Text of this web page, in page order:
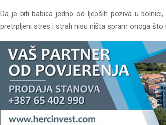
Da je biti babica jedno od ljepših poziva u
pretrpljeni stres i strah nisu ništa spram onoga što